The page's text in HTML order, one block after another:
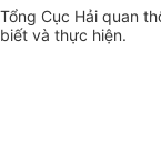
Tổng Cục Hải quan
biết và thực hiện.